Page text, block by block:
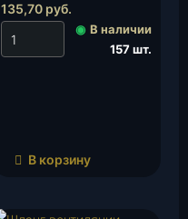
135,70 руб.
◉ В наличии
157 шт.
В корзину